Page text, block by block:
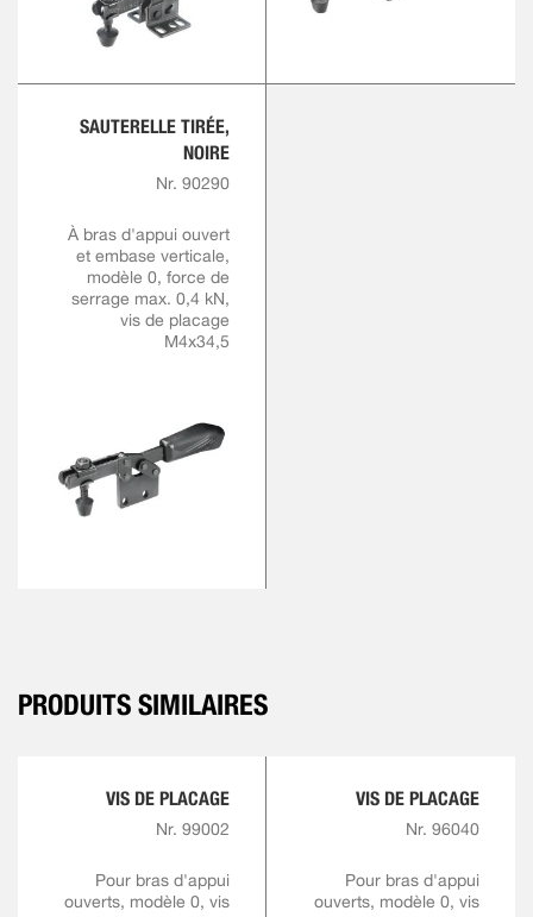
SAUTERELLE TIRÉE,
NOIRE
Nr. 90290
À bras d'appui ouvert
et embase verticale,
modèle 0, force de
serrage max. 0,4 kN,
vis de placage
M4x34,5
PRODUITS SIMILAIRES
VIS DE PLACAGE
Nr. 99002
Pour bras d'appui
ouverts, modèle 0, vis
VIS DE PLACAGE
Nr. 96040
Pour bras d'appui
ouverts, modèle 0, vis